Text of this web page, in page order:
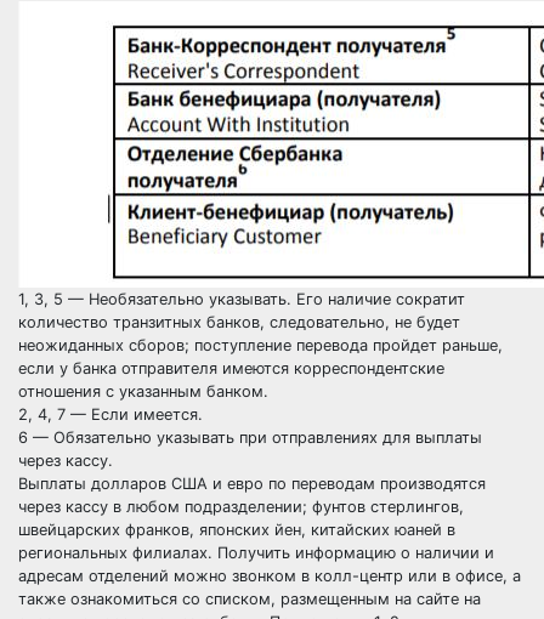
1, 3, 5 — Необязательно указывать. Его наличие сократит
количество транзитных банков, следовательно, не будет
неожиданных сборов; поступление перевода пройдет раньше,
если у банка отправителя имеются корреспондентские
отношения с указанным банком.
2, 4, 7 — Если имеется.
6 — Обязательно указывать при отправлениях для выплаты
через кассу.
Выплаты долларов США и евро по переводам производятся
через кассу в любом подразделении; фунтов стерлингов,
швейцарских франков, японских йен, китайских юаней в
региональных филиалах. Получить информацию о наличии и
адресам отделений можно звонком в колл-центр или в офисе, а
также ознакомиться со списком, размещенным на сайте на